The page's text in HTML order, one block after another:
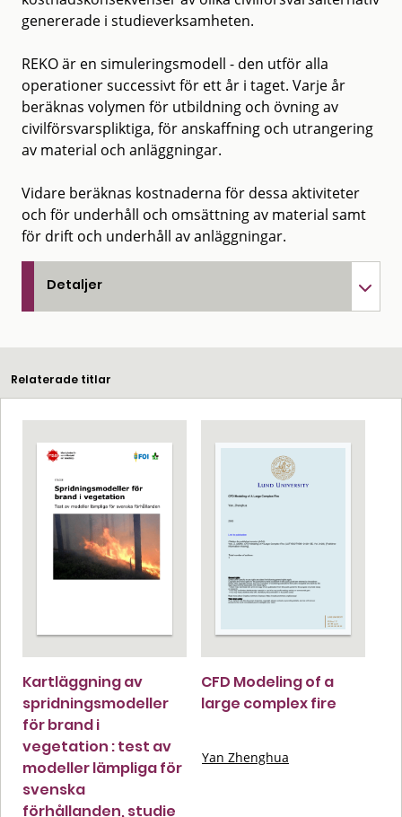
genererade i studieverksamheten.
REKO är en simuleringsmodell - den utför alla
operationer successivt för ett år i taget. Varje år
beräknas volymen för utbildning och övning av
civilförsvarspliktiga, för anskaffning och utrangering
av material och anläggningar.
Vidare beräknas kostnaderna för dessa aktiviteter
och för underhåll och omsättning av material samt
för drift och underhåll av anläggningar.
Detaljer
Relaterade titlar
Kartläggning av
spridningsmodeller
för brand i
vegetation : test av
modeller lämpliga för
svenska
förhållanden, studie
CFD Modeling of a
large complex fire
Yan Zhenghua